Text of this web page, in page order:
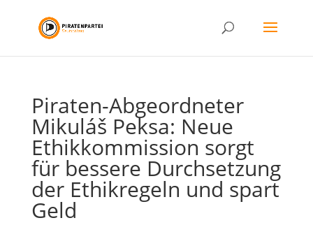
Piraten-Abgeordneter
Mikuláš Peksa: Neue
Ethikkommission sorgt
für bessere Durchsetzung
der Ethikregeln und spart
Geld